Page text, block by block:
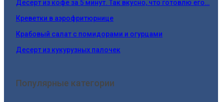
Десерт из кофе за 5 минут. Так вкусно, что готовлю его…
Креветки в аэрофритюрнице
Крабовый салат с помидорами и огурцами
Десерт из кукурузных палочек
Популярные категории